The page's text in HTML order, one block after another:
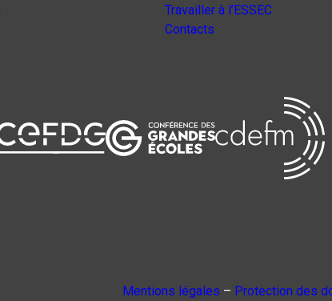
Travailler à l’ESSEC
Contacts
Mentions légales – Protection des